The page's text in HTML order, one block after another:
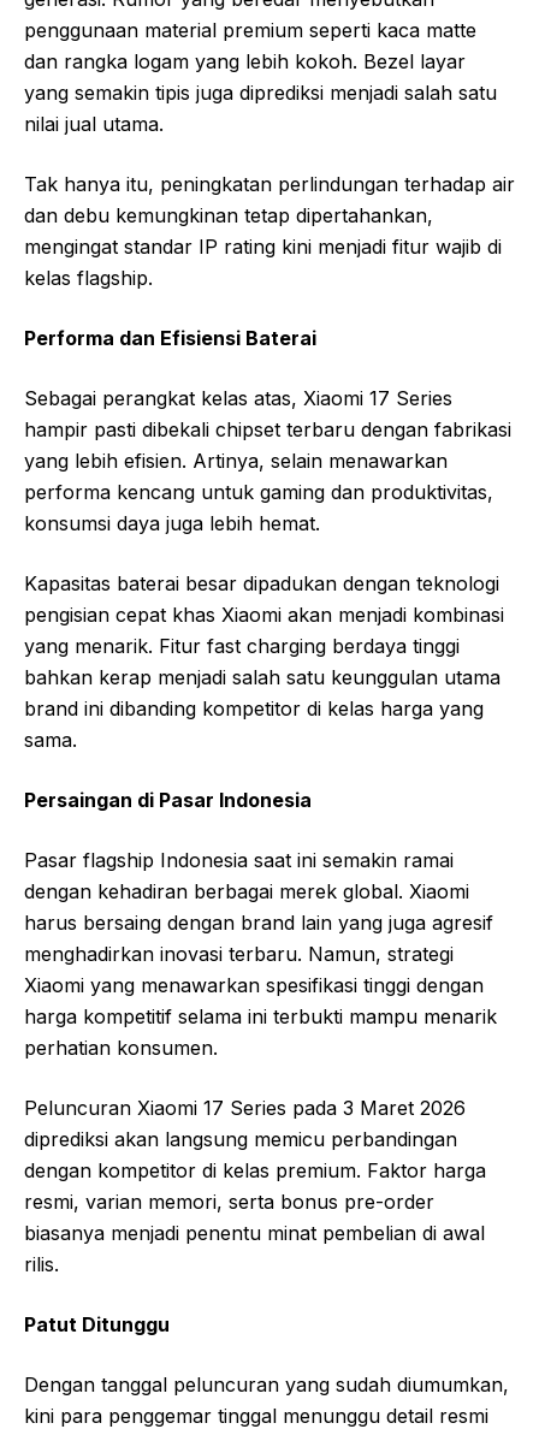
penggunaan material premium seperti kaca matte
dan rangka logam yang lebih kokoh. Bezel layar
yang semakin tipis juga diprediksi menjadi salah satu
nilai jual utama.
Tak hanya itu, peningkatan perlindungan terhadap air
dan debu kemungkinan tetap dipertahankan,
mengingat standar IP rating kini menjadi fitur wajib di
kelas flagship.
Performa dan Efisiensi Baterai
Sebagai perangkat kelas atas, Xiaomi 17 Series
hampir pasti dibekali chipset terbaru dengan fabrikasi
yang lebih efisien. Artinya, selain menawarkan
performa kencang untuk gaming dan produktivitas,
konsumsi daya juga lebih hemat.
Kapasitas baterai besar dipadukan dengan teknologi
pengisian cepat khas Xiaomi akan menjadi kombinasi
yang menarik. Fitur fast charging berdaya tinggi
bahkan kerap menjadi salah satu keunggulan utama
brand ini dibanding kompetitor di kelas harga yang
sama.
Persaingan di Pasar Indonesia
Pasar flagship Indonesia saat ini semakin ramai
dengan kehadiran berbagai merek global. Xiaomi
harus bersaing dengan brand lain yang juga agresif
menghadirkan inovasi terbaru. Namun, strategi
Xiaomi yang menawarkan spesifikasi tinggi dengan
harga kompetitif selama ini terbukti mampu menarik
perhatian konsumen.
Peluncuran Xiaomi 17 Series pada 3 Maret 2026
diprediksi akan langsung memicu perbandingan
dengan kompetitor di kelas premium. Faktor harga
resmi, varian memori, serta bonus pre-order
biasanya menjadi penentu minat pembelian di awal
rilis.
Patut Ditunggu
Dengan tanggal peluncuran yang sudah diumumkan,
kini para penggemar tinggal menunggu detail resmi